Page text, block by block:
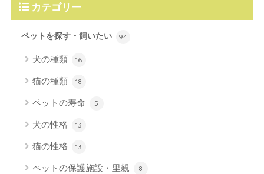
カテゴリー
ペットを探す・飼いたい 94
犬の種類 16
猫の種類 18
ペットの寿命 5
犬の性格 13
猫の性格 13
ペットの保護施設・里親 8